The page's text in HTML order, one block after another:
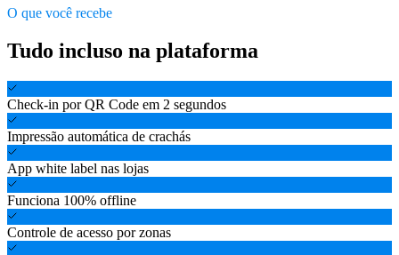
O que você recebe
Tudo incluso na plataforma
Check-in por QR Code em 2 segundos
Impressão automática de crachás
App white label nas lojas
Funciona 100% offline
Controle de acesso por zonas